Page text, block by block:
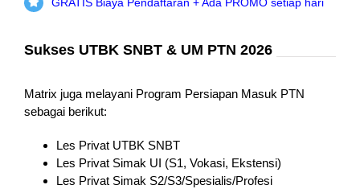
Sukses UTBK SNBT & UM PTN 2026
Matrix juga melayani Program Persiapan Masuk PTN
sebagai berikut:
Les Privat UTBK SNBT
Les Privat Simak UI (S1, Vokasi, Ekstensi)
Les Privat Simak S2/S3/Spesialis/Profesi